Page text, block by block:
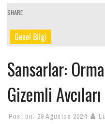
SHARE
Genel Bilgi
Sansarlar:
Gizemli Avcıları
Post on: 29 Ağustos 2024